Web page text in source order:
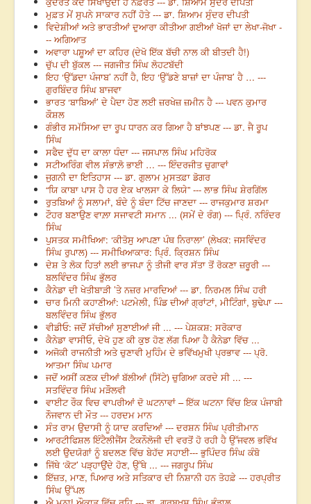
ਮੁਫ਼ਤ ਮੇਂ ਸੁਪਨੇ ਸਾਕਾਰ ਨਹੀਂ ਹੋਤੇ --- ਡਾ. ਸ਼ਿਆਮ ਸੁੰਦਰ ਦੀਪਤੀ
ਵਿਦੇਸ਼ੀਆਂ ਅਤੇ ਭਾਰਤੀਆਂ ਦੁਆਰਾ ਕੀਤੀਆ ਗਈਆਂ ਖੋਜਾਂ ਦਾ ਲੇਖਾ-ਜੋਖਾ -
-- ਅਗਿਆਤ
ਅਵਾਰਾ ਪਸ਼ੂਆਂ ਦਾ ਕਹਿਰ (ਦੇਖੋ ਇੱਕ ਬੱਚੀ ਨਾਲ ਕੀ ਬੀਤਦੀ ਹੈ!)
ਚੁੱਪ ਦੀ ਬੁੱਕਲ --- ਜਗਜੀਤ ਸਿੰਘ ਲੋਹਟਬੱਦੀ
ਇਹ ‘ਉੱਡਦਾ ਪੰਜਾਬ’ ਨਹੀਂ ਹੈ, ਇਹ ‘ਉੱਡਣੇ ਬਾਜ਼ਾਂ ਦਾ ਪੰਜਾਬ’ ਹੈ … ---
ਗੁਰਬਿੰਦਰ ਸਿੰਘ ਬਾਜਵਾ
ਭਾਰਤ ‘ਬਾਬਿਆਂ’ ਦੇ ਪੈਦਾ ਹੋਣ ਲਈ ਜ਼ਰਖੇਜ਼ ਜ਼ਮੀਨ ਹੈ --- ਪਵਨ ਕੁਮਾਰ
ਕੌਸ਼ਲ
ਗੰਭੀਰ ਸਮੱਸਿਆ ਦਾ ਰੂਪ ਧਾਰਨ ਕਰ ਗਿਆ ਹੈ ਬਾਂਝਪਣ --- ਡਾ. ਜੈ ਰੂਪ
ਸਿੰਘ
ਸਫੈਦ ਦੁੱਧ ਦਾ ਕਾਲਾ ਧੰਦਾ --- ਜਸਪਾਲ ਸਿੰਘ ਮਹਿਰੋਕ
ਸਟੀਅਰਿੰਗ ਵੀਲ ਸੰਭਾਲ਼ੋ ਭਾਈ … --- ਇੰਦਰਜੀਤ ਚੁਗਾਵਾਂ
ਜੁਗਨੀ ਦਾ ਇਤਿਹਾਸ --- ਡਾ. ਗੁਲਾਮ ਮੁਸਤਫ਼ਾ ਡੋਗਰ
“ਯਿ ਕਾਬਾ ਪਾਸ ਹੈ ਹਰ ਏਕ ਖਾਲਸਾ ਕੇ ਲਿਯੇ” --- ਲਾਭ ਸਿੰਘ ਸ਼ੇਰਗਿੱਲ
ਰੁਤਬਿਆਂ ਨੂੰ ਸਲਾਮਾਂ, ਬੰਦੇ ਨੂੰ ਬੰਦਾ ਟਿੱਚ ਜਾਣਦਾ --- ਰਾਜਕੁਮਾਰ ਸ਼ਰਮਾ
ਟੌਹਰ ਬਣਾਉਣ ਵਾਲ਼ਾ ਸਜਾਵਟੀ ਸਮਾਨ ... (ਸਮੇਂ ਦੇ ਰੰਗ) --- ਪ੍ਰਿੰ. ਨਰਿੰਦਰ
ਸਿੰਘ
ਪੁਸਤਕ ਸਮੀਖਿਆ: ‘ਕੀਤੋਸੁ ਆਪਣਾ ਪੰਥ ਨਿਰਾਲਾ’ (ਲੇਖਕ: ਜਸਵਿੰਦਰ
ਸਿੰਘ ਰੁਪਾਲ) --- ਸਮੀਖਿਆਕਾਰ: ਪ੍ਰਿੰ. ਕ੍ਰਿਸ਼ਨ ਸਿੰਘ
ਦੇਸ਼ ਤੇ ਲੋਕ ਹਿਤਾਂ ਲਈ ਭਾਜਪਾ ਨੂੰ ਤੀਜੀ ਵਾਰ ਸੱਤਾ ਤੋਂ ਰੋਕਣਾ ਜ਼ਰੂਰੀ ---
ਬਲਵਿੰਦਰ ਸਿੰਘ ਭੁੱਲਰ
ਕੈਨੇਡਾ ਦੀ ਖੇਤੀਬਾੜੀ ’ਤੇ ਨਜ਼ਰ ਮਾਰਦਿਆਂ --- ਡਾ. ਨਿਰਮਲ ਸਿੰਘ ਹਰੀ
ਚਾਰ ਮਿਨੀ ਕਹਾਣੀਆਂ: ਪਟਮੇਲੀ, ਪਿੰਡ ਦੀਆਂ ਗ੍ਰਾਂਟਾਂ, ਮੀਟਿੰਗਾਂ, ਬੁਢੇਪਾ ---
ਬਲਵਿੰਦਰ ਸਿੰਘ ਭੁੱਲਰ
ਵੀਡੀਓ: ਜਦੋਂ ਸੱਚੀਆਂ ਸੁਣਾਈਆਂ ਜੀ ... --- ਪੇਸ਼ਕਸ਼: ਸਰੋਕਾਰ
ਕੈਨੇਡਾ ਵਾਸੀਓ, ਦੇਖੋ ਹੁਣ ਕੀ ਕੁਝ ਹੋਣ ਲੱਗ ਪਿਆ ਹੈ ਕੈਨੇਡਾ ਵਿੱਚ ...
ਅਜੋਕੀ ਰਾਜਨੀਤੀ ਅਤੇ ਚੁਣਾਵੀ ਮੁਹਿੰਮ ਦੇ ਭਵਿੱਖਮੁਖੀ ਪ੍ਰਭਾਵ --- ਪ੍ਰੋ.
ਆਤਮਾ ਸਿੰਘ ਪਮਾਰ
ਜਦੋਂ ਅਸੀਂ ਕਣਕ ਦੀਆਂ ਬੱਲੀਆਂ (ਸਿੱਟੇ) ਚੁਗਿਆ ਕਰਦੇ ਸੀ ... ---
ਸਤਵਿੰਦਰ ਸਿੰਘ ਮੜੌਲਵੀ
ਵਾਈਟ ਰੌਕ ਵਿਚ ਵਾਪਰੀਆਂ ਦੋ ਘਟਨਾਵਾਂ – ਇੱਕ ਘਟਨਾ ਵਿੱਚ ਇਕ ਪੰਜਾਬੀ
ਨੌਜਵਾਨ ਦੀ ਮੌਤ --- ਹਰਦਮ ਮਾਨ
ਸੰਤ ਰਾਮ ਉਦਾਸੀ ਨੂੰ ਯਾਦ ਕਰਦਿਆਂ --- ਦਰਸ਼ਨ ਸਿੰਘ ਪ੍ਰੀਤੀਮਾਨ
ਆਰਟੀਫਿਸ਼ਲ ਇੰਟੈਲੀਜੈਂਸ ਟੈਕਨੌਲੋਜੀ ਦੀ ਵਰਤੋਂ ਹੋ ਰਹੀ ਹੈ ਉੱਜਵਲ ਭਵਿੱਖ
ਲਈ ਉਦਯੋਗਾਂ ਨੂੰ ਬਦਲਣ ਵਿੱਚ ਬੇਹੱਦ ਸਹਾਈ--- ਭੁਪਿੰਦਰ ਸਿੰਘ ਕੰਬੋ
ਜਿੱਥੇ ‘ਕੋਟ’ ਪੜ੍ਹਾਉਂਦੇ ਹੋਣ, ਉੱਥੇ ... --- ਜਗਰੂਪ ਸਿੰਘ
ਇੱਜ਼ਤ, ਮਾਣ, ਪਿਆਰ ਅਤੇ ਸਤਿਕਾਰ ਦੀ ਨਿਸ਼ਾਨੀ ਹਨ ਤੋਹਫ਼ੇ --- ਹਰਪ੍ਰੀਤ
ਸਿੰਘ ਉੱਪਲ